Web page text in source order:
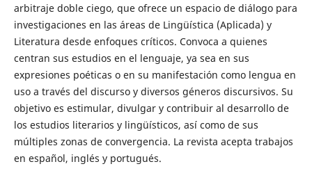
arbitraje doble ciego, que ofrece un espacio de diálogo para
investigaciones en las áreas de Lingüística (Aplicada) y
Literatura desde enfoques críticos. Convoca a quienes
centran sus estudios en el lenguaje, ya sea en sus
expresiones poéticas o en su manifestación como lengua en
uso a través del discurso y diversos géneros discursivos. Su
objetivo es estimular, divulgar y contribuir al desarrollo de
los estudios literarios y lingüísticos, así como de sus
múltiples zonas de convergencia. La revista acepta trabajos
en español, inglés y portugués.